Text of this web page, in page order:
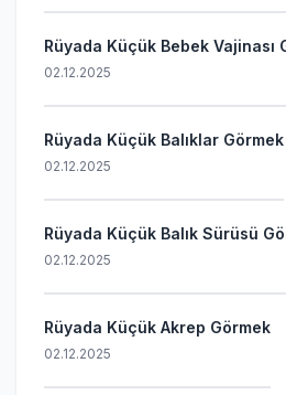
Rüyada Küçük Bebek Vajinası
02.12.2025
Rüyada Küçük Balıklar Görmek
02.12.2025
Rüyada Küçük Balık Sürüsü
02.12.2025
Rüyada Küçük Akrep Görmek
02.12.2025